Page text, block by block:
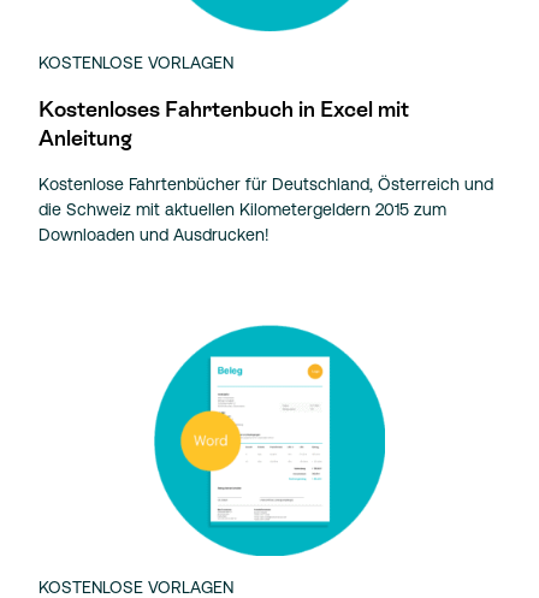
KOSTENLOSE VORLAGEN
Kostenloses Fahrtenbuch in Excel mit
Anleitung
Kostenlose Fahrtenbücher für Deutschland, Österreich und
die Schweiz mit aktuellen Kilometergeldern 2015 zum
Downloaden und Ausdrucken!
KOSTENLOSE VORLAGEN